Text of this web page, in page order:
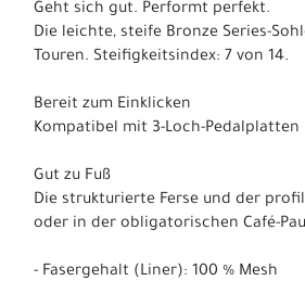
Geht sich gut. Performt perfekt.
Die leichte, steife Bronze Series-
Touren. Steifigkeitsindex: 7 von 14.
Bereit zum Einklicken
Kompatibel mit 3-Loch-Pedalplatten
Gut zu Fuß
Die strukturierte Ferse und der
oder in der obligatorischen Café-
- Fasergehalt (Liner): 100 % Mesh